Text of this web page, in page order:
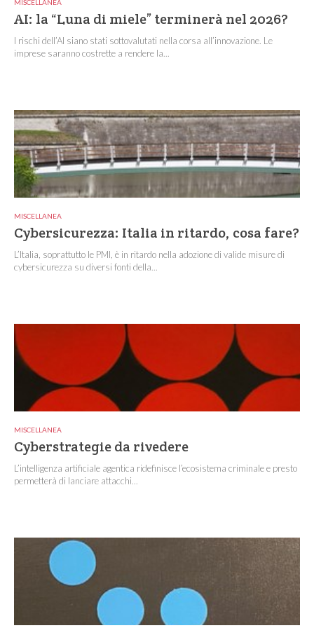
MISCELLANEA
AI: la “Luna di miele” terminerà nel 2026?
I rischi dell’AI siano stati sottovalutati nella corsa all’innovazione. Le
imprese saranno costrette a rendere la...
MISCELLANEA
Cybersicurezza: Italia in ritardo, cosa fare?
L’Italia, soprattutto le PMI, è in ritardo nella adozione di valide misure di
cybersicurezza su diversi fonti della...
MISCELLANEA
Cyberstrategie da rivedere
L’intelligenza artificiale agentica ridefinisce l’ecosistema criminale e presto
permetterà di lanciare attacchi...